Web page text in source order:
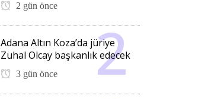
2 gün önce
Adana Altın Koza’da jüriye
Zuhal Olcay başkanlık edecek
3 gün önce